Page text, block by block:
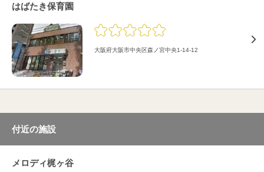
はばたき保育園
大阪府大阪市中央区森ノ宮中央1-14-12
付近の施設
メロディ梶ヶ谷